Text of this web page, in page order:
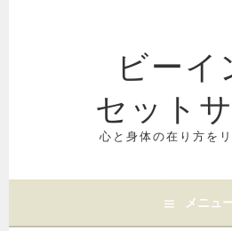
ッ
ビーイ
セット
心と身体の在り方を
メニュ